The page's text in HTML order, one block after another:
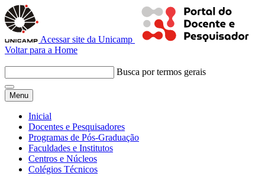
Acessar site da Unicamp
Voltar para a Home
Busca por termos gerais
Menu
Inicial
Docentes e Pesquisadores
Programas de Pós-Graduação
Faculdades e Institutos
Centros e Núcleos
Colégios Técnicos